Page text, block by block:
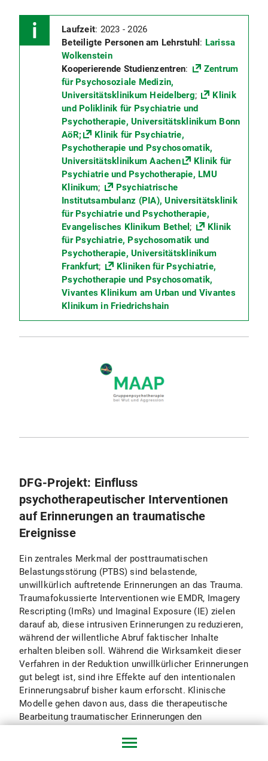
Laufzeit: 2023 - 2026
Beteiligte Personen am Lehrstuhl : Larissa
Wolkenstein
Kooperierende Studienzentren:
Zentrum
für Psychosoziale Medizin,
Universitätsklinikum Heidelberg;
Klinik
und Poliklinik für Psychiatrie und
Psychotherapie, Universitätsklinikum Bonn
AöR;
Klinik für Psychiatrie,
Psychotherapie und Psychosomatik,
Universitätsklinikum Aachen
Klinik für
Psychiatrie und Psychotherapie, LMU
Klinikum;
Psychiatrische
Institutsambulanz (PIA), Universitätsklinik
für Psychiatrie und Psychotherapie,
Evangelisches Klinikum Bethel ;
Klinik
für Psychiatrie, Psychosomatik und
Psychotherapie, Universitätsklinikum
Frankfurt;
Kliniken für Psychiatrie,
Psychotherapie und Psychosomatik,
Vivantes Klinikum am Urban und Vivantes
Klinikum in Friedrichshain​
DFG-Projekt: Einfluss
psychotherapeutischer Interventionen
auf Erinnerungen an traumatische
Ereignisse
Ein zentrales Merkmal der posttraumatischen
Belastungsstörung (PTBS) sind belastende,
unwillkürlich auftretende Erinnerungen an das Trauma.
Traumafokussierte Interventionen wie EMDR, Imagery
Rescripting (ImRs) und Imaginal Exposure (IE) zielen
darauf ab, diese intrusiven Erinnerungen zu reduzieren,
während der willentliche Abruf faktischer Inhalte
erhalten bleiben soll. Während die Wirksamkeit dieser
Verfahren in der Reduktion unwillkürlicher Erinnerungen
gut belegt ist, sind ihre Effekte auf den intentionalen
Erinnerungsabruf bisher kaum erforscht. Klinische
Modelle gehen davon aus, dass die therapeutische
Bearbeitung traumatischer Erinnerungen den
Aussagepsychologie hingegen gibt es Bedenken, dass